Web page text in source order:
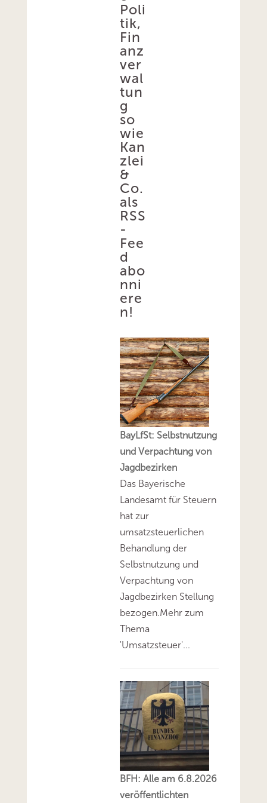
Poli
tik,
Fin
anz
ver
wal
tun
g
so
wie
Kan
zlei
&
Co.
als
RSS
-
Fee
d
abo
nni
ere
n!
BayLfSt: Selbstnutzung
und Verpachtung von
Jagdbezirken
Das Bayerische
Landesamt für Steuern
hat zur
umsatzsteuerlichen
Behandlung der
Selbstnutzung und
Verpachtung von
Jagdbezirken Stellung
bezogen.Mehr zum
Thema
'Umsatzsteuer'...
BFH: Alle am 6.8.2026
veröffentlichten